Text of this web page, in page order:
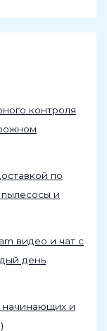
контроля
по
и
видео и чат с
день
начинающих и